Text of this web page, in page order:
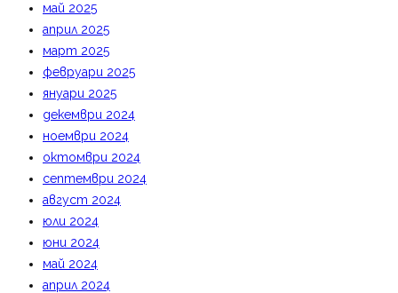
май 2025
април 2025
март 2025
февруари 2025
януари 2025
декември 2024
ноември 2024
октомври 2024
септември 2024
август 2024
юли 2024
юни 2024
май 2024
април 2024